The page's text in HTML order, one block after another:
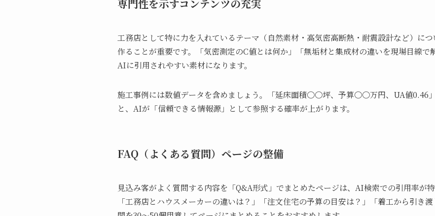
専門性を示すコンテンツの充実
工務店として特に力を入れているテーマ（自然素材・高気密高断熱・耐震設計など）に
作ることが重要です。「気密測定のC値とは何か」「無垢材と集成材の違いを現場目線で
AIに引用されやすい素材になります。
施工事例には数値データを含めましょう。「延床面積〇〇坪、予算〇〇万円、UA値0.46
と、AIが「信頼できる情報源」として参照する確率が上がります。
FAQ（よくある質問）ページの整備
見込み客がよく質問する内容を「Q&A形式」でまとめたページは、AI検索での引用率が特
「工務店とハウスメーカーの違いは？」「注文住宅の予算の目安は？」「着工から引き